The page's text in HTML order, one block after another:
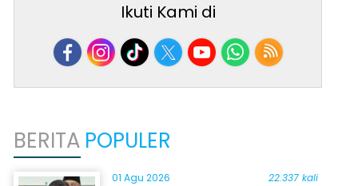
Ikuti Kami di
BERITA POPULER
01 Agu 2026 22.337 kali